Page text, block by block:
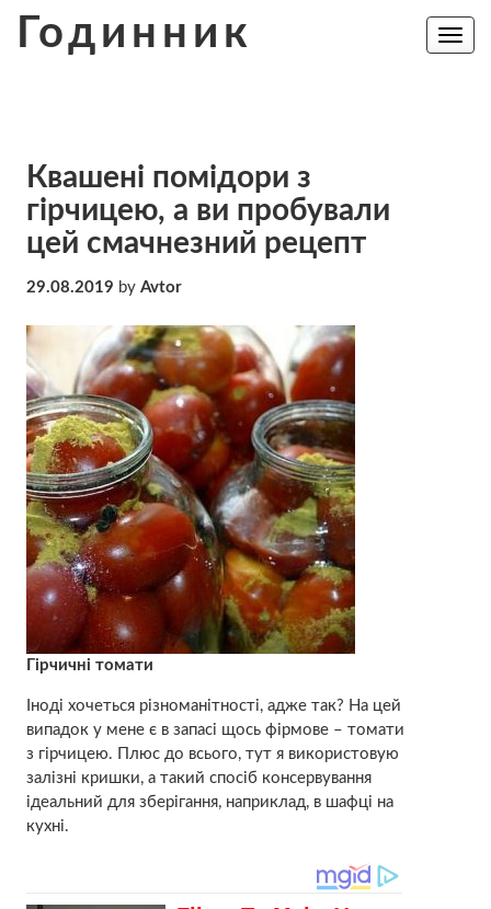
Годинник
Toggle
Квашені помідори з
гірчицею, а ви пробували
цей смачнезний рецепт
29.08.2019 by Avtor
Гірчичні томати
Іноді хочеться різноманітності, адже так? На цей
випадок у мене є в запасі щось фірмове – томати
з гірчицею. Плюс до всього, тут я використовую
залізні кришки, а такий спосіб консервування
ідеальний для зберігання, наприклад, в шафці на
кухні.